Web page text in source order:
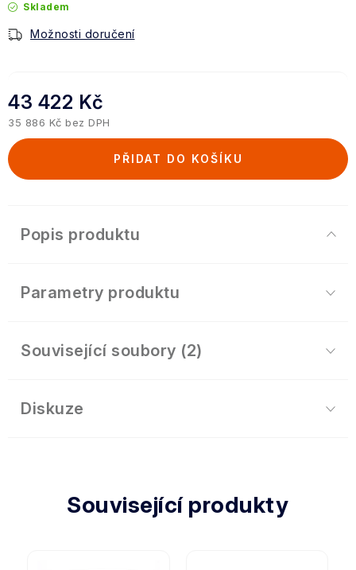
Skladem
Možnosti doručení
43 422 Kč
35 886 Kč bez DPH
Měrná cena:
PŘIDAT DO KOŠÍKU
Popis produktu
Parametry produktu
Související soubory (2)
Diskuze
Související produkty